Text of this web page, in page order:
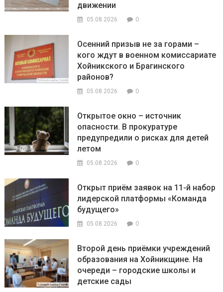
движении
05.08.2026 0
Осенний призыв не за горами –
кого ждут в военном комиссариате
Хойникского и Брагинского
районов?
05.08.2026 0
Открытое окно – источник
опасности. В прокуратуре
предупредили о рисках для детей
летом
05.08.2026 0
Открыт приём заявок на 11-й набор
лидерской платформы «Команда
будущего»
05.08.2026 0
Второй день приёмки учреждений
образования на Хойникщине. На
очереди – городские школы и
детские сады